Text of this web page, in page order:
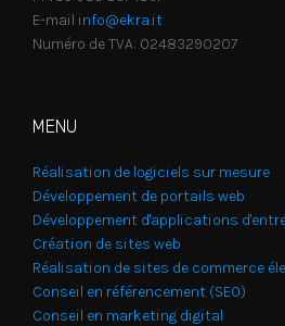
E-mail info@ekra.it
Numéro de TVA: 02483290207
MENU
Réalisation de logiciels sur mesure
Développement de portails web
Développement d'applications
Création de sites web
Réalisation de sites de commerce
Conseil en référencement (SEO)
Conseil en marketing digital